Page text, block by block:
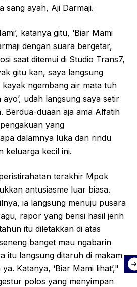
sang ayah, Aji Darmaji.
katanya gitu, ‘Biar Mami
dengan suara bergetar,
saat ditemui di Studio Trans7,
gitu kan, saya langsung
kayak ngembang air mata tuh
ayo’, udah langsung saya setir
Berdua-duaan aja ama Alfatih
yang
dalamnya luka dan rindu
keluarga kecil ini.
terakhir Mpok
antusiasme luar biasa.
ia langsung menuju pusara
rapor yang berisi hasil jerih
itu diletakkan di atas
banget mau ngabarin
itu langsung ditaruh di makam
Katanya, ‘Biar Mami lihat’,"
polos yang menyimpan